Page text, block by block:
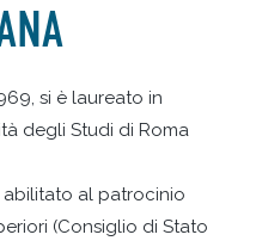
si è laureato in
degli Studi di Roma
al patrocinio
(Consiglio di Stato